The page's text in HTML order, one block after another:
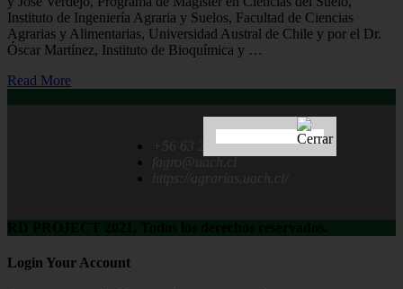
Instituto de Ingeniería Agraria y Suelos, Facultad de Ciencias
Agrarias y Alimentarias, Universidad Austral de Chile y por el Dr.
Óscar Martínez, Instituto de Bioquímica y …
Read More
+56 63 222 1237
Login Your Account